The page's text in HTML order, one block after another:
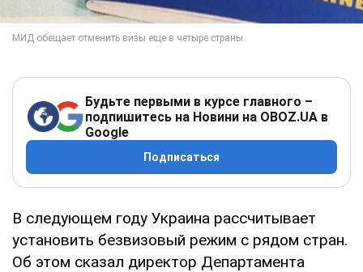
Будьте первыми в курсе главного –
подпишитесь на Новини на OBOZ.UA в
Google
Подписаться
В следующем году Украина рассчитывает
установить безвизовый режим с рядом стран.
Об этом сказал директор Департамента